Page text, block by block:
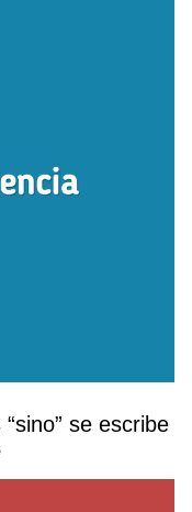
se escribe